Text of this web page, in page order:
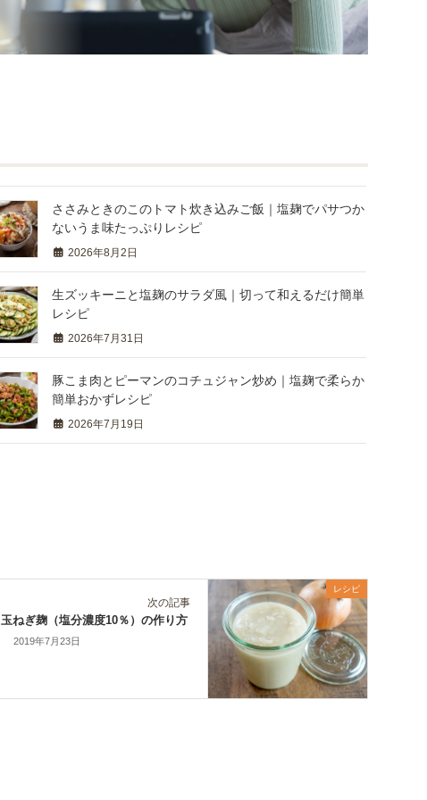
ささみときのこのトマト炊き込みご飯｜塩麹でパサつか
ないうま味たっぷりレシピ
2026年8月2日
生ズッキーニと塩麹のサラダ風｜切って和えるだけ簡単
レシピ
2026年7月31日
豚こま肉とピーマンのコチュジャン炒め｜塩麹で柔らか
簡単おかずレシピ
2026年7月19日
レシピ
次の記事
玉ねぎ麹（塩分濃度10％）の作り方
2019年7月23日